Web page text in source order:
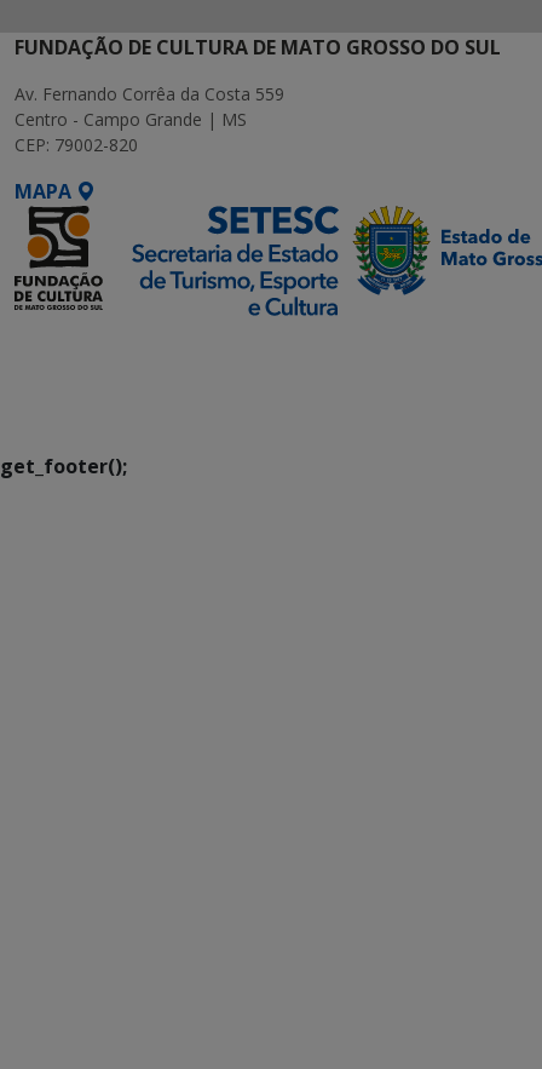
FUNDAÇÃO DE CULTURA DE MATO GROSSO DO SUL
Av. Fernando Corrêa da Costa 559
Centro - Campo Grande | MS
CEP: 79002-820
MAPA
get_footer();